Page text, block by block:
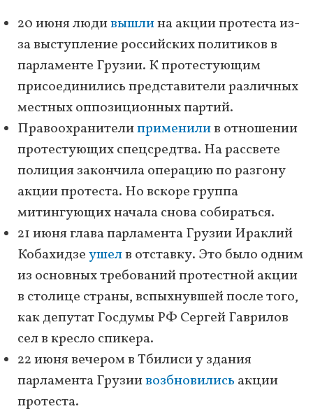
20 июня людивышлина акции протеста из-
за выступление российских политиков в
парламенте Грузии. К протестующим
присоединились представители различных
местных оппозиционных партий.
Правоохранителиприменилив отношении
протестующих спецсредтва. На рассвете
полиция закончила операцию по разгону
акции протеста. Но вскоре группа
митингующих начала снова собираться.
21 июня глава парламента Грузии Ираклий
Кобахидзеушелв отставку. Это было одним
из основных требований протестной акции
в столице страны, вспыхнувшей после того,
как депутат Госдумы РФ Сергей Гаврилов
сел в кресло спикера.
22 июня вечером в Тбилиси у здания
парламента Грузиивозбновились акции
протеста.